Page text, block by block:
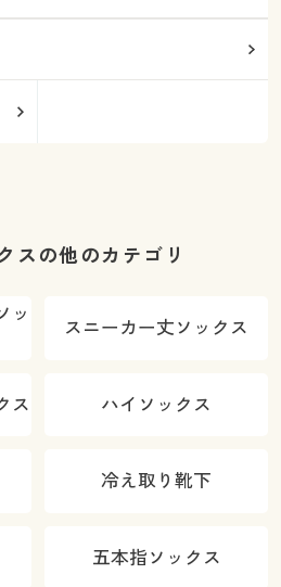
スの他のカテゴリ
ッ
スニーカー丈ソックス
ス ハイソックス
冷え取り靴下
五本指ソックス